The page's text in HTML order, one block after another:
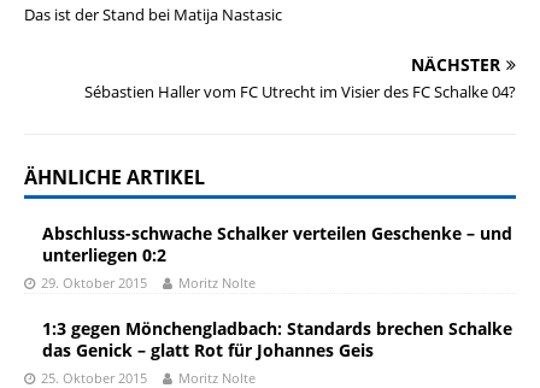
Das ist der Stand bei Matija Nastasic
NÄCHSTER
Sébastien Haller vom FC Utrecht im Visier des FC Schalke 04?
ÄHNLICHE ARTIKEL
Abschluss-schwache Schalker verteilen Geschenke – und
unterliegen 0:2
29. Oktober 2015 Moritz Nolte
1:3 gegen Mönchengladbach: Standards brechen Schalke
das Genick – glatt Rot für Johannes Geis
25. Oktober 2015 Moritz Nolte